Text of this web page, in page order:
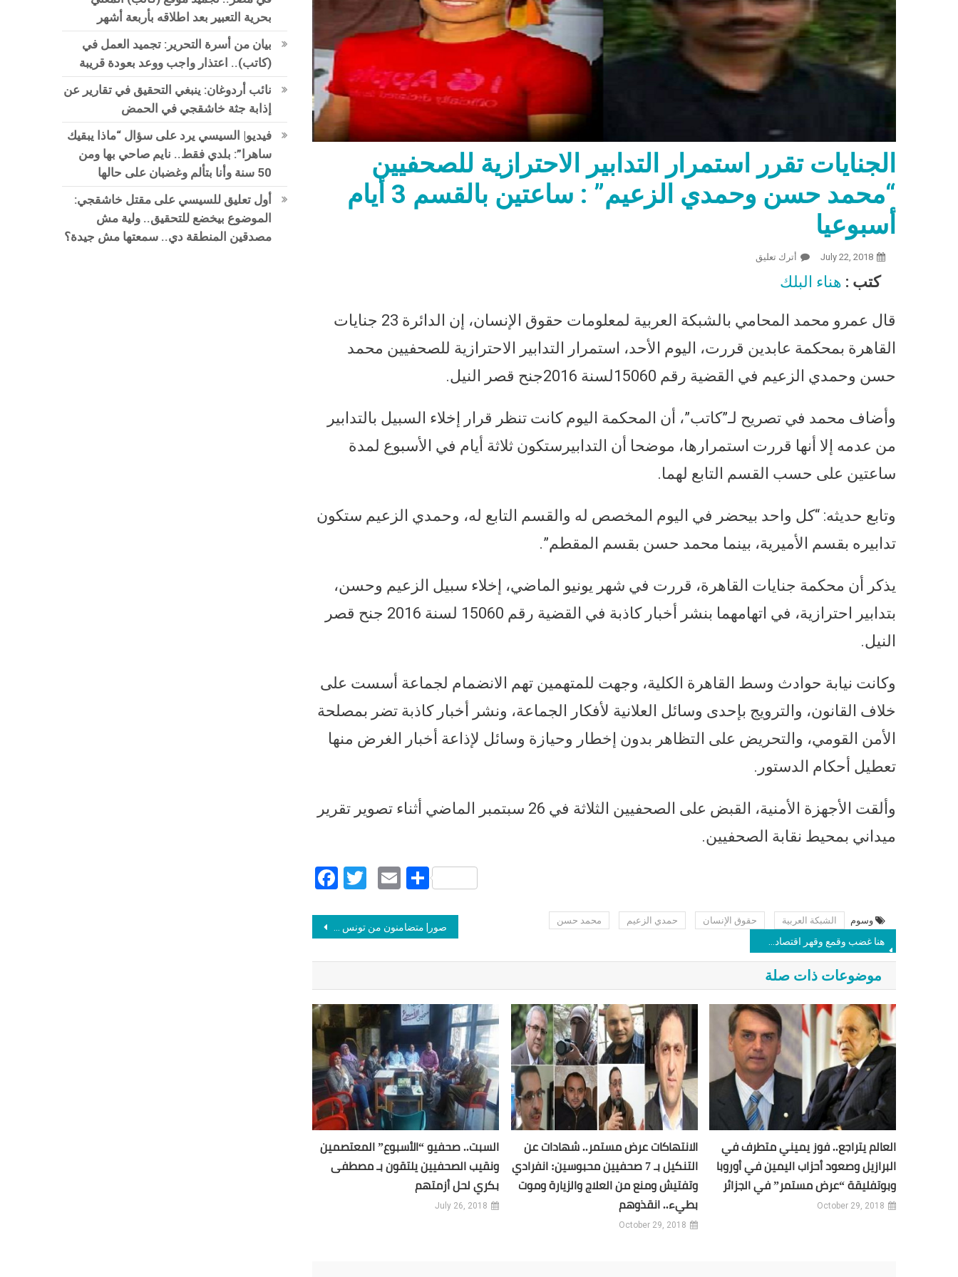
الجنايات تقرر استمرار التدابير الاحترازية للصحفيين
“محمد حسن وحمدي الزعيم” : ساعتين بالقسم 3 أيام
أسبوعيا
July 22, 2018 أترك تعليق
كتب : هناء البلك
قال عمرو محمد المحامي بالشبكة العربية لمعلومات حقوق الإنسان، إن الدائرة 23 جنايات
القاهرة بمحكمة عابدين قررت، اليوم الأحد، استمرار التدابير الاحترازية للصحفيين محمد
حسن وحمدي الزعيم في القضية رقم 15060لسنة 2016جنح قصر النيل.
وأضاف محمد في تصريح لـ”كاتب”، أن المحكمة اليوم كانت تنظر قرار إخلاء السبيل بالتدابير
من عدمه إلا أنها قررت استمرارها، موضحا أن التدابيرستكون ثلاثة أيام في الأسبوع لمدة
ساعتين على حسب القسم التابع لهما.
وتابع حديثه: “كل واحد بيحضر في اليوم المخصص له والقسم التابع له، وحمدي الزعيم ستكون
تدابيره بقسم الأميرية، بينما محمد حسن بقسم المقطم”.
يذكر أن محكمة جنايات القاهرة، قررت في شهر يونيو الماضي، إخلاء سبيل الزعيم وحسن،
بتدابير احترازية، في اتهامهما بنشر أخبار كاذبة في القضية رقم 15060 لسنة 2016 جنح قصر
النيل.
وكانت نيابة حوادث وسط القاهرة الكلية، وجهت للمتهمين تهم الانضمام لجماعة أسست على
خلاف القانون، والترويج بإحدى وسائل العلانية لأفكار الجماعة، ونشر أخبار كاذبة تضر بمصلحة
الأمن القومي، والتحريض على التظاهر بدون إخطار وحيازة وسائل لإذاعة أخبار الغرض منها
تعطيل أحكام الدستور.
وألقت الأجهزة الأمنية، القبض على الصحفيين الثلاثة في 26 سبتمبر الماضي أثناء تصوير تقرير
ميداني بمحيط نقابة الصحفيين.
Facebook
Twitter
EmailShare
وسوم الشبكة العربية حقوق الإنسان حمدي الزعيم محمد حسن Post navigation
صور| متضامنون من تونس وجنوب أفريقيا ومصر يطالبون بالحرية لوائل عباس وحملة دولية للمطالبة بإطلاق سراحه
موضوعات ذات صلة
العالم يتراجع.. فوز يميني متطرف في
البرازيل وصعود أحزاب اليمين في أوروبا
وبوتفليقة “عرض مستمر” في الجزائر
October 29, 2018
الانتهاكات عرض مستمر.. شهادات عن
التنكيل بـ 7 صحفيين محبوسين: انفرادي
وتفتيش ومنع من العلاج والزيارة وموت
بطيء.. انقذوهم
October 29, 2018
السبت.. صحفيو “الأسبوع” المعتصمين
ونقيب الصحفيين يلتقون بـ مصطفى
بكري لحل أزمتهم
July 26, 2018
بحرية التعبير بعد اطلاقه بأربعة أشهر
بيان من أسرة التحرير: تجميد العمل في
(كاتب).. اعتذار واجب ووعد بعودة قريبة
نائب أردوغان: ينبغي التحقيق في تقارير عن
إذابة جثة خاشقجي في الحمض
فيديو| السيسي يرد على سؤال “ماذا يبقيك
ساهرا”: بلدي فقط.. نايم صاحي بها ومن
50 سنة وأنا بتألم وغضبان على حالها
أول تعليق للسيسي على مقتل خاشقجي:
الموضوع بيخضع للتحقيق.. ولية مش
مصدقين المنطقة دي.. سمعتها مش جيدة؟